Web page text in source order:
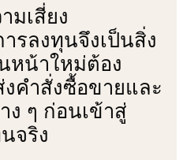
มเสี่ยง
รลงทุนจึงเป็นสิ่ง
หน้าใหม่ต้อง
งคําสั่งซื้อขายและ
ๆ ก่อนเข้าสู่
จริง